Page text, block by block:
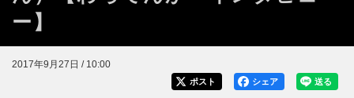
ー】
2017年9月27日 / 10:00
送る
シェア
ポスト